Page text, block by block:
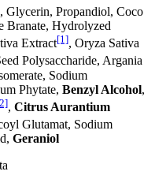
, Glycerin, Propandiol, Coco
Branate, Hydrolyzed
Extract[1], Oryza Sativa
Polysaccharide, Argania
Sodium
Phytate, Benzyl Alcohol,
, Citrus Aurantium
Glutamat, Sodium
Geraniol